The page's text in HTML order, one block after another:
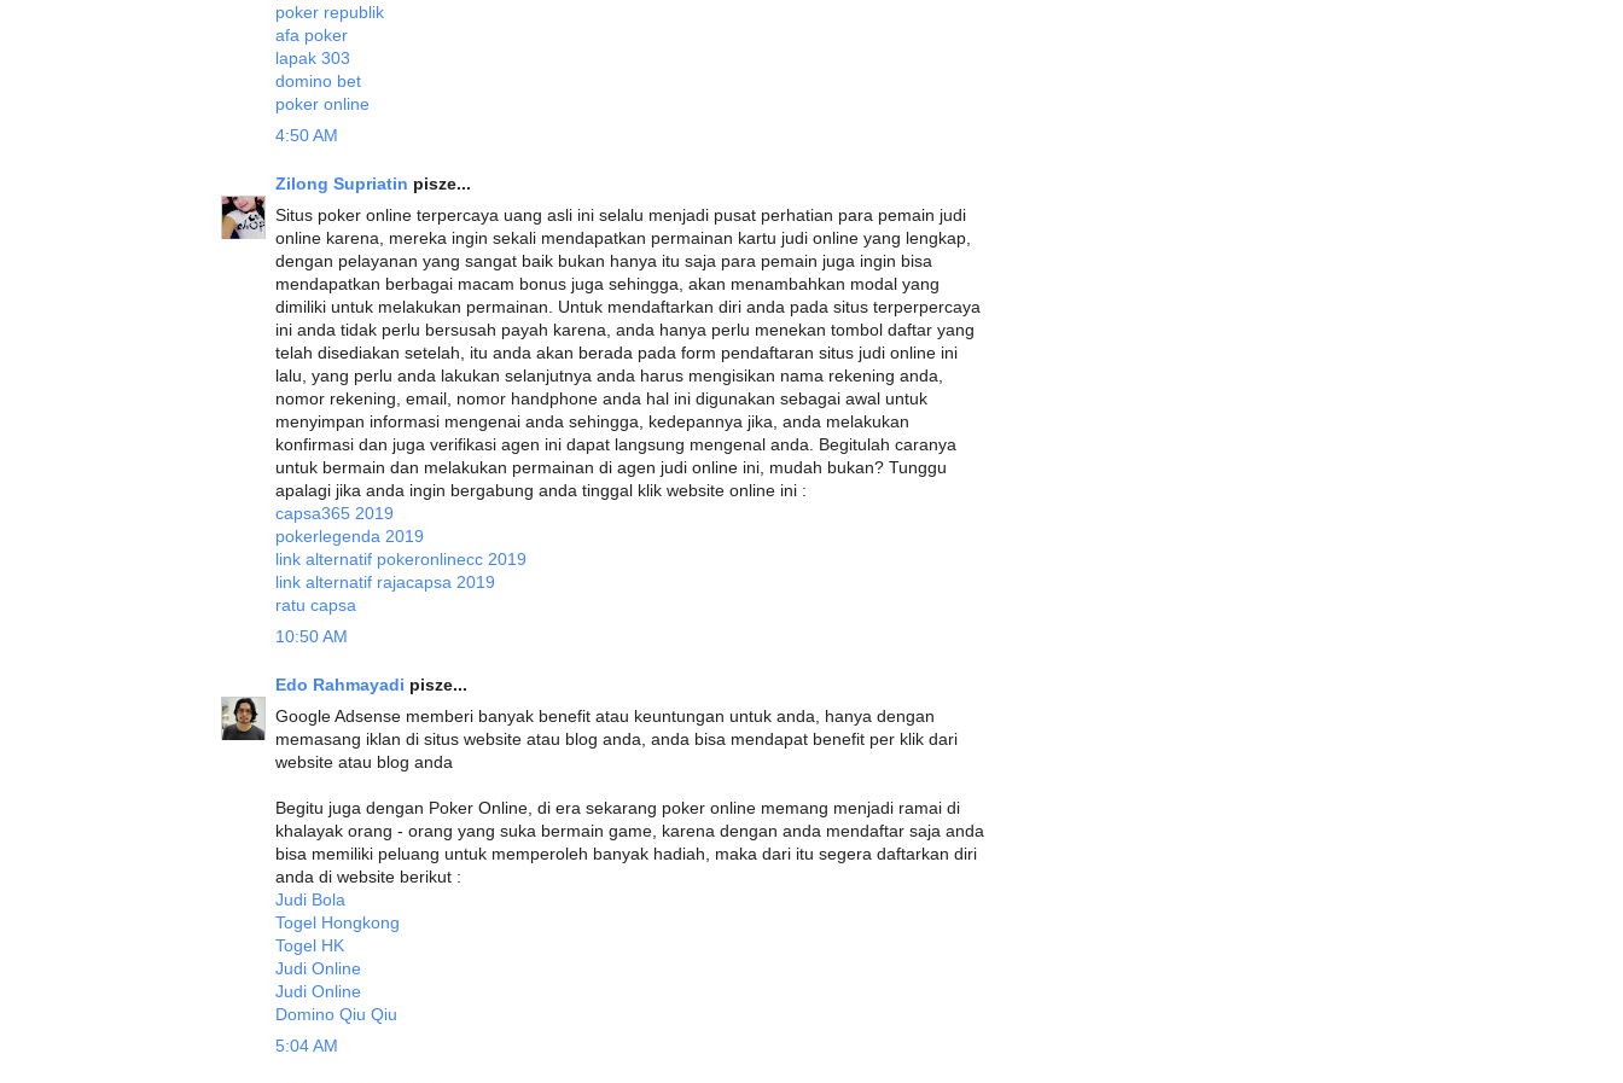
poker republik
afa poker
lapak 303
domino bet
poker online
4:50 AM
Zilong Supriatin pisze...
Situs poker online terpercaya uang asli ini selalu menjadi pusat perhatian para pemain judi
online karena, mereka ingin sekali mendapatkan permainan kartu judi online yang lengkap,
dengan pelayanan yang sangat baik bukan hanya itu saja para pemain juga ingin bisa
mendapatkan berbagai macam bonus juga sehingga, akan menambahkan modal yang
dimiliki untuk melakukan permainan. Untuk mendaftarkan diri anda pada situs terperpercaya
ini anda tidak perlu bersusah payah karena, anda hanya perlu menekan tombol daftar yang
telah disediakan setelah, itu anda akan berada pada form pendaftaran situs judi online ini
lalu, yang perlu anda lakukan selanjutnya anda harus mengisikan nama rekening anda,
nomor rekening, email, nomor handphone anda hal ini digunakan sebagai awal untuk
menyimpan informasi mengenai anda sehingga, kedepannya jika, anda melakukan
konfirmasi dan juga verifikasi agen ini dapat langsung mengenal anda. Begitulah caranya
untuk bermain dan melakukan permainan di agen judi online ini, mudah bukan? Tunggu
apalagi jika anda ingin bergabung anda tinggal klik website online ini :
capsa365 2019
pokerlegenda 2019
link alternatif pokeronlinecc 2019
link alternatif rajacapsa 2019
ratu capsa
10:50 AM
Edo Rahmayadi pisze...
Google Adsense memberi banyak benefit atau keuntungan untuk anda, hanya dengan
memasang iklan di situs website atau blog anda, anda bisa mendapat benefit per klik dari
website atau blog anda
Begitu juga dengan Poker Online, di era sekarang poker online memang menjadi ramai di
khalayak orang - orang yang suka bermain game, karena dengan anda mendaftar saja anda
bisa memiliki peluang untuk memperoleh banyak hadiah, maka dari itu segera daftarkan diri
anda di website berikut :
Judi Bola
Togel Hongkong
Togel HK
Judi Online
Judi Online
Domino Qiu Qiu
5:04 AM